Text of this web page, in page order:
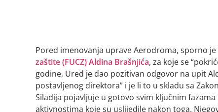
Pored imenovanja uprave Aerodroma, sporno je
zaštite (FUCZ) Aldina Brašnjića, za koje se
godine, Ured je dao pozitivan odgovor na upit
postavljenog direktora” i je li to u skladu sa
Silađija pojavljuje u gotovo svim ključnim
aktivnostima koje su uslijedile nakon toga.